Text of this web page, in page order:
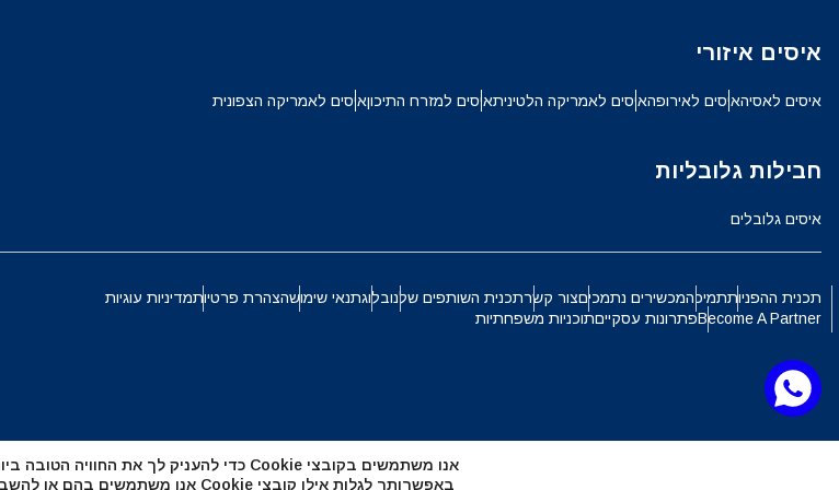
איסים איזורי
איסים לאסיהאיסים לאירופהאיסים לאמריקה הלטיניתאיסים למזרח התיכוןאיסים לאמריקה הצפונית
חבילות גלובליות
איסים גלובלים
תכנית ההפניותתמיכהמכשירים נתמכיםצור קשרתכנית השותפים שלנובלוגתנאי שימושהצהרת פרטיותמדיניות עוגיות
Become A Partnerפתרונות עסקייםתוכניות משפחתיות
简体中文
繁體中文
CAD - דולר קנדי
CHF - פרנק שוויצרי NZD - דולר ניו זילנדי
אנו משתמשים בקובצי Cookie כדי להעניק לך את החוויה הטובה ביותר באתר שלנו.
באפשרותך לגלות אילו קובצי Cookie אנו משתמשים בהם או להשביתם ב-